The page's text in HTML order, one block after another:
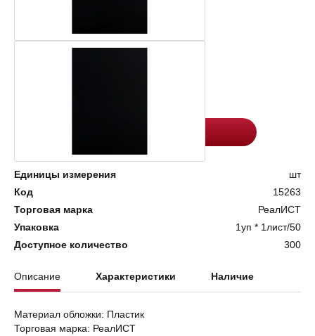
Единицы измерения
шт
Код
15263
Торговая марка
РеалИСТ
Упаковка
1уп * 1лист/50
Доступное количество
300
Описание Характеристики Наличие
Материал обложки: Пластик
Торговая марка: РеалИСТ